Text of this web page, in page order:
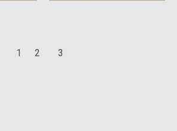
1 2 3